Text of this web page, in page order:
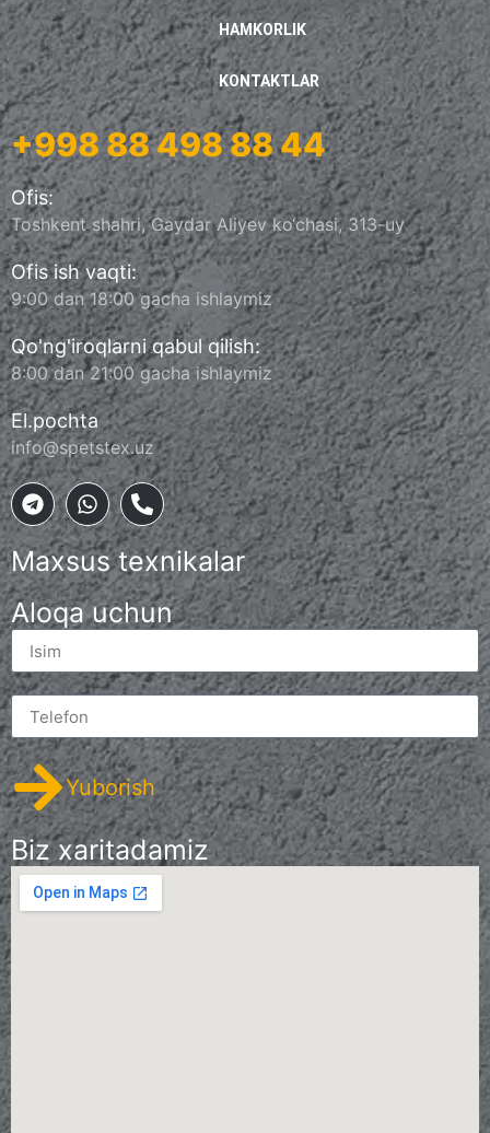
HAMKORLIK
KONTAKTLAR
+998 88 498 88 44
Ofis:
Toshkent shahri, Gaydar Aliyev ko‘chasi, 313-uy
Ofis ish vaqti:
9:00 dan 18:00 gacha ishlaymiz
Qo'ng'iroqlarni qabul qilish:
8:00 dan 21:00 gacha ishlaymiz
El.pochta
info@spetstex.uz
Maxsus texnikalar
Aloqa uchun
Yuborish
Biz xaritadamiz